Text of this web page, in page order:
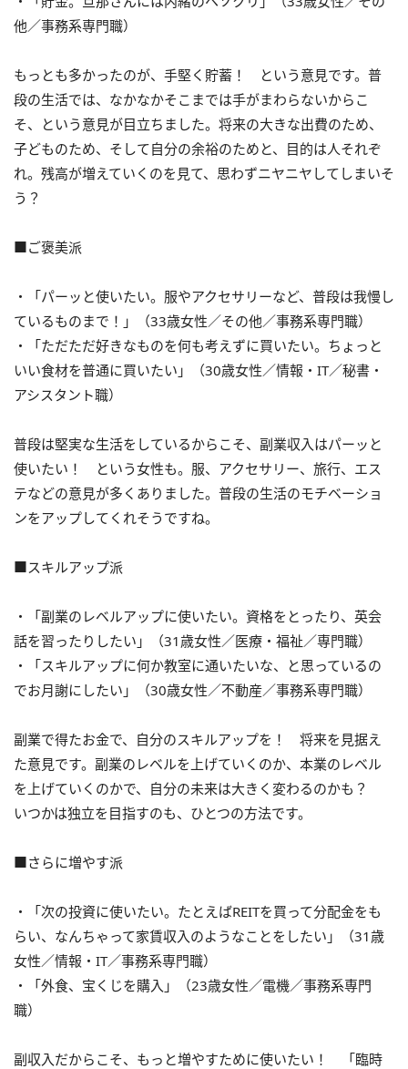
他／事務系専門職）
もっとも多かったのが、手堅く貯蓄！ という意見です。普
段の生活では、なかなかそこまでは手がまわらないからこ
そ、という意見が目立ちました。将来の大きな出費のため、
子どものため、そして自分の余裕のためと、目的は人それぞ
れ。残高が増えていくのを見て、思わずニヤニヤしてしまいそ
う？
■ご褒美派
・「パーッと使いたい。服やアクセサリーなど、普段は我慢し
ているものまで！」（33歳女性／その他／事務系専門職）
・「ただただ好きなものを何も考えずに買いたい。ちょっと
いい食材を普通に買いたい」（30歳女性／情報・IT／秘書・
アシスタント職）
普段は堅実な生活をしているからこそ、副業収入はパーッと
使いたい！ という女性も。服、アクセサリー、旅行、エス
テなどの意見が多くありました。普段の生活のモチベーショ
ンをアップしてくれそうですね。
■スキルアップ派
・「副業のレベルアップに使いたい。資格をとったり、英会
話を習ったりしたい」（31歳女性／医療・福祉／専門職）
・「スキルアップに何か教室に通いたいな、と思っているの
でお月謝にしたい」（30歳女性／不動産／事務系専門職）
副業で得たお金で、自分のスキルアップを！ 将来を見据え
た意見です。副業のレベルを上げていくのか、本業のレベル
を上げていくのかで、自分の未来は大きく変わるのかも？
いつかは独立を目指すのも、ひとつの方法です。
■さらに増やす派
・「次の投資に使いたい。たとえばREITを買って分配金をも
らい、なんちゃって家賃収入のようなことをしたい」（31歳
女性／情報・IT／事務系専門職）
・「外食、宝くじを購入」（23歳女性／電機／事務系専門
職）
副収入だからこそ、もっと増やすために使いたい！ 「臨時